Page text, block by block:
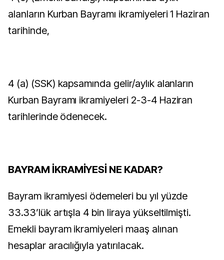
alanların Kurban Bayramı ikramiyeleri 1 Haziran
tarihinde,
4 (a) (SSK) kapsamında gelir/aylık alanların
Kurban Bayramı ikramiyeleri 2-3-4 Haziran
tarihlerinde ödenecek.
BAYRAM İKRAMİYESİ NE KADAR?
Bayram ikramiyesi ödemeleri bu yıl yüzde
33.33’lük artışla 4 bin liraya yükseltilmişti.
Emekli bayram ikramiyeleri maaş alınan
hesaplar aracılığıyla yatırılacak.